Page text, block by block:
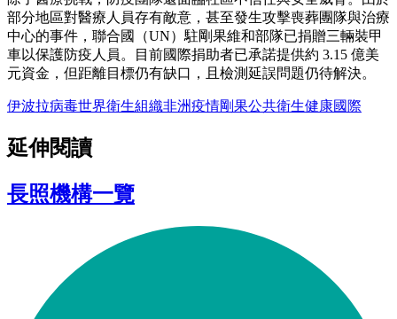
部分地區對醫療人員存有敵意，甚至發生攻擊喪葬團隊與治療
中心的事件，聯合國（UN）駐剛果維和部隊已捐贈三輛裝甲
車以保護防疫人員。目前國際捐助者已承諾提供約 3.15 億美
元資金，但距離目標仍有缺口，且檢測延誤問題仍待解決。
伊波拉病毒世界衛生組織非洲疫情剛果公共衛生健康國際
延伸閱讀
長照機構一覽